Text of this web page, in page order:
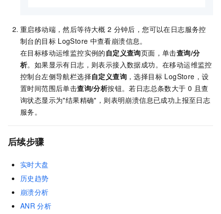
重启移动端，然后等待大概 2 分钟后，您可以在日志服务控
制台的目标 LogStore 中查看崩溃信息。
在目标移动运维监控实例的 自定义查询页面，单击查询/分
析。如果显示有日志，则表示接入数据成功。在移动运维监控
控制台左侧导航栏选择自定义查询 ，选择目标 LogStore，设
置时间范围后单击查询/分析按钮。若日志总条数大于 0 且查
询状态显示为"结果精确"，则表明崩溃信息已成功上报至日志
服务。
后续步骤
实时大盘
历史趋势
崩溃分析
ANR 分析